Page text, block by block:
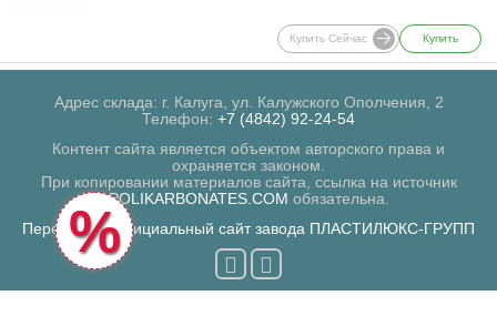
Купить Сейчас Купить
Адрес склада: г. Калуга, ул. Калужского Ополчения, 2
Телефон: +7 (4842) 92-24-54
Контент сайта является объектом авторского права и
охраняется законом.
При копировании материалов сайта, ссылка на источник
POLIKARBONATES.COM обязательна.
Перейти на официальный сайт завода ПЛАСТИЛЮКС-ГРУПП
%